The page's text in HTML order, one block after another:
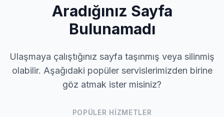
Aradığınız Sayfa
Bulunamadı
Ulaşmaya çalıştığınız sayfa taşınmış veya silinmiş
olabilir. Aşağıdaki popüler servislerimizden birine
göz atmak ister misiniz?
POPÜLER HIZMETLER